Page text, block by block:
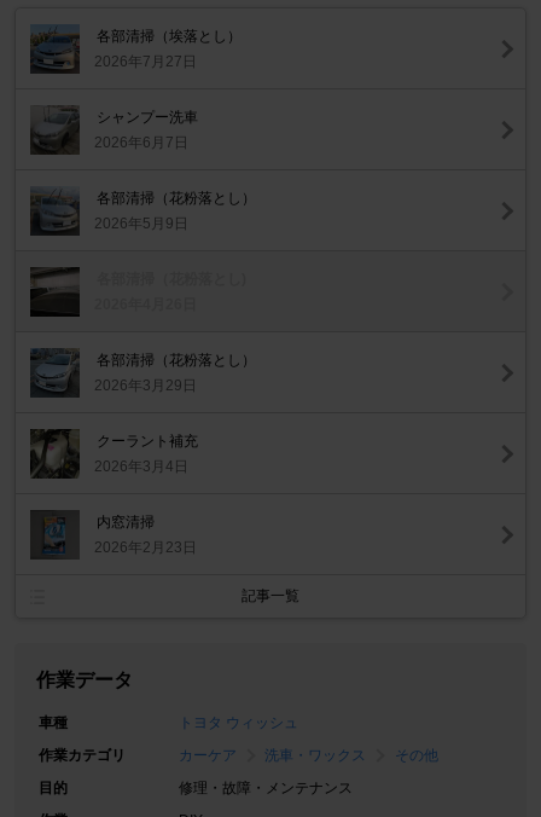
各部清掃（埃落とし）
2026年7月27日
シャンプー洗車
2026年6月7日
各部清掃（花粉落とし）
2026年5月9日
各部清掃（花粉落とし）
2026年3月29日
クーラント補充
2026年3月4日
内窓清掃
2026年2月23日
記事一覧
作業データ
車種
トヨタ ウィッシュ
作業カテゴリ
カーケア 洗車・ワックス
その他
目的
修理・故障・メンテナンス